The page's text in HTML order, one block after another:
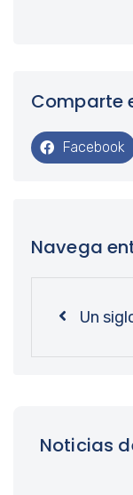
Comparte
Facebook
Navega
Noticias